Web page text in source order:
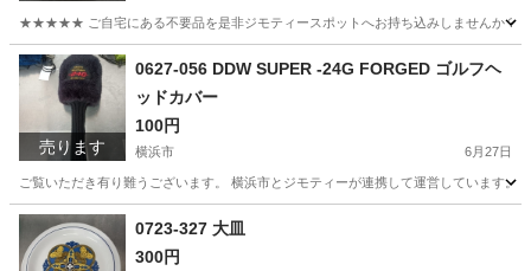
★★★★★ ご自宅にある不要品を是非ジモティースポットへお持ち込みしませんか？
神奈川 横浜市
売ります
0627-056 DDW SUPER -24G FORGED ゴルフヘ
ッドカバー
100円
横浜市 6月27日
ご覧いただき有り難うございます。 横浜市とジモティーが連携して運営していま
神奈川 横浜市 リユース
0723-327 大皿
300円